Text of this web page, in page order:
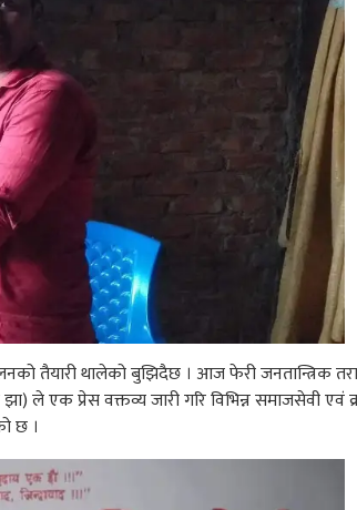
तैयारी थालेको बुझिदैछ । आज फेरी जनतान्त्रिक तराई
ले एक प्रेस वक्तव्य जारी गरि विभिन्न समाजसेवी एवं
छ ।